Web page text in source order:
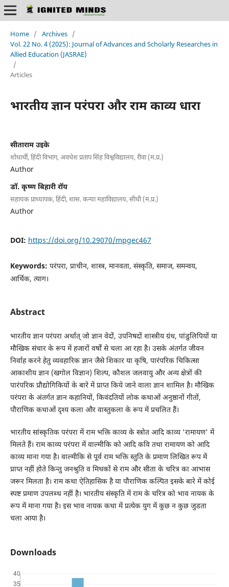
Home / Archives /
Vol. 22 No. 4 (2025): Journal of Advances and Scholarly Researches in
Allied Education (JASRAE)
/
Articles
भारतीय ज्ञान परंपरा और राम काव्य धारा
सीताराम उइके
शोधार्थी, हिंदी विभाग, अवधेश प्रताप सिंह विश्वविद्यालय, रीवा (म.प्र.)
Author
डॉ. कृष्ण बिहारी रॉय
सहायक प्राध्यापक, हिंदी, शास. कन्या महाविद्यालय, सीधी (म.प्र.)
Author
DOI: https://doi.org/10.29070/mpgec467
Keywords: परंपरा, प्राचीन, शास्त्र, मानवता, संस्कृति, समाज, समन्वय,
आर्थिक, त्याग।
Abstract
भारतीय ज्ञान परंपरा अर्थात् जो ज्ञान वेदों, उपनिषदों शास्त्रीय ग्रंथ, पांडुलिपियों या
मौखिक संचार के रूप में हजारों वर्षों से चला आ रहा है। उसके अंतर्गत जीवन
निर्वाह करने हेतु व्यवहारिक ज्ञान जैसे शिकार या कृषि, पारंपरिक चिकित्सा
आकाशीय ज्ञान (खगोल विज्ञान) शिल्प, कौशल जलवायु और अन्य क्षेत्रों की
पारंपरिक प्रौद्योगिकियों के बारे में प्राप्त किये जाने वाला ज्ञान शामिल है। मौखिक
परंपरा के अंतर्गत ज्ञान कहानियों, किवंदतियों लोक कथाओं अनुष्ठानों गीतों,
पौराणिक कथाओं दृश्य कला और वास्तुकला के रूप में प्रचलित हैं।
भारतीय सांस्कृतिक परंपरा में राम भक्ति काव्य के स्त्रोत आदि काव्य 'रामायण' में
मिलते हैं। राम काव्य परंपरा में वाल्मीकि को आदि कवि तथा रामायण को आदि
काव्य माना गया है। वाल्मीकि से पूर्व राम भक्ति स्तुति के प्रमाण लिखित रूप में
प्राप्त नहीं होते किन्तु जनश्रुति व मिथकों से राम और सीता के चरित्र का आभास
जरूर मिलता है। राम कथा ऐतिहासिक है या पौराणिक कल्पित इसके बारे में कोई
स्पष्ट प्रमाण उपलब्ध नहीं है। भारतीय संस्कृति में राम के चरित्र को भाव नायक के
रूप में माना गया है। इस भाव नायक कथा में प्रत्येक युग में कुछ न कुछ जुडता
चला आया है।
Downloads